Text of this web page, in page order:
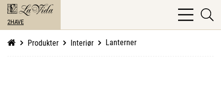
2HAVE
bars
light
Produkter Interiør Lanterner